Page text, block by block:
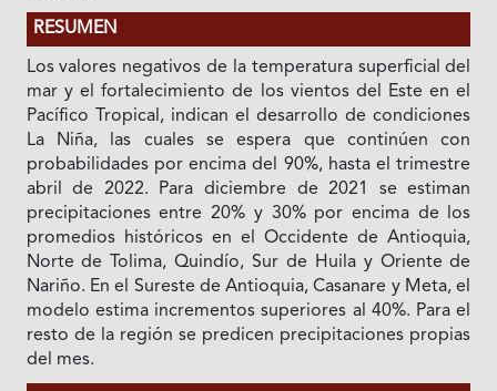
RESUMEN
Los valores negativos de la temperatura superficial del
mar y el fortalecimiento de los vientos del Este en el
Pacífico Tropical, indican el desarrollo de condiciones
La Niña, las cuales se espera que continúen con
probabilidades por encima del 90%, hasta el trimestre
abril de 2022. Para diciembre de 2021 se estiman
precipitaciones entre 20% y 30% por encima de los
promedios históricos en el Occidente de Antioquia,
Norte de Tolima, Quindío, Sur de Huila y Oriente de
Nariño. En el Sureste de Antioquia, Casanare y Meta, el
modelo estima incrementos superiores al 40%. Para el
resto de la región se predicen precipitaciones propias
del mes.